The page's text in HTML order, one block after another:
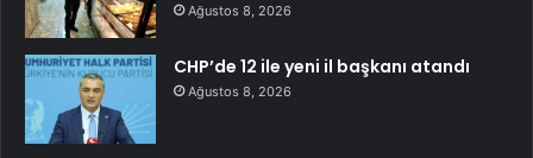
Ağustos 8, 2026
CHP’de 12 ile yeni il başkanı atandı
Ağustos 8, 2026